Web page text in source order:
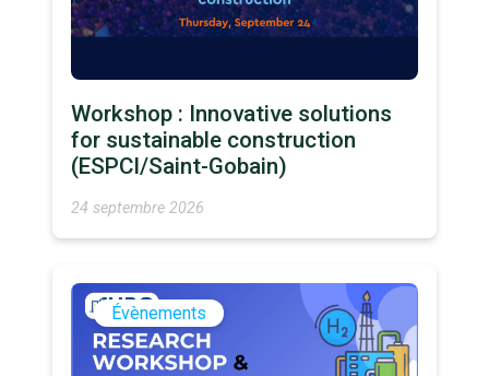
Workshop : Innovative solutions
for sustainable construction
(ESPCI/Saint-Gobain)
24 septembre 2026
Évènements